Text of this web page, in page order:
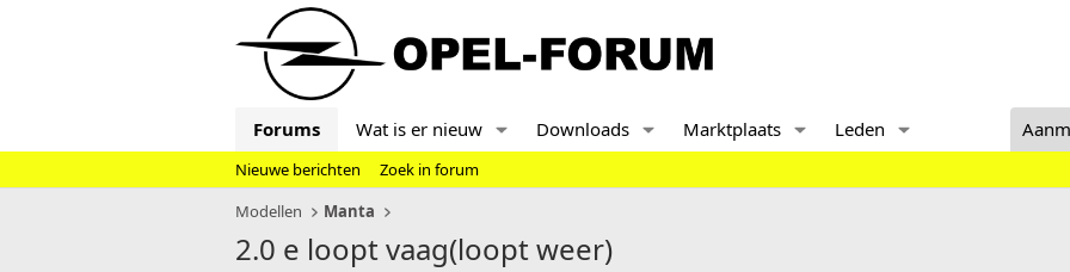
Forums Wat is er nieuw Downloads Marktplaats Leden
Nieuwe berichten
Zoek in forum
Modellen
Manta
2.0 e loopt vaag(loopt weer)